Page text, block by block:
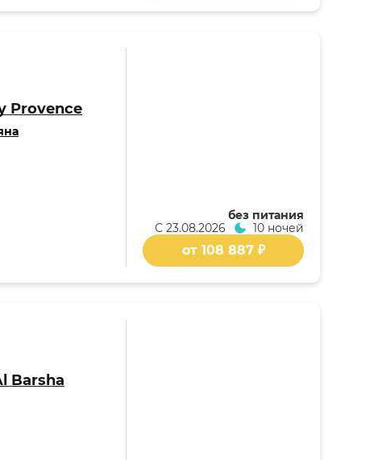
Provence
без питания
С 23.08.2026 10 ночей
от 108 887 ₽
Barsha